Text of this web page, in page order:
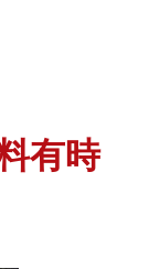
有時